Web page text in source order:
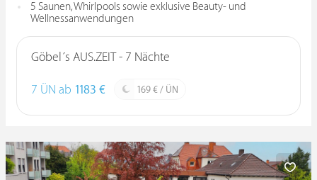
5 Saunen, Whirlpools sowie exklusive Beauty- und
Wellnessanwendungen
Göbel´s AUS.ZEIT - 7 Nächte
7 ÜN ab 1183 € 169 € / ÜN